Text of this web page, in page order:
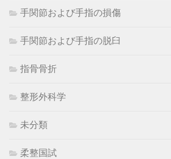
手関節および手指の損傷
手関節および手指の脱臼
指骨骨折
整形外科学
未分類
柔整国試